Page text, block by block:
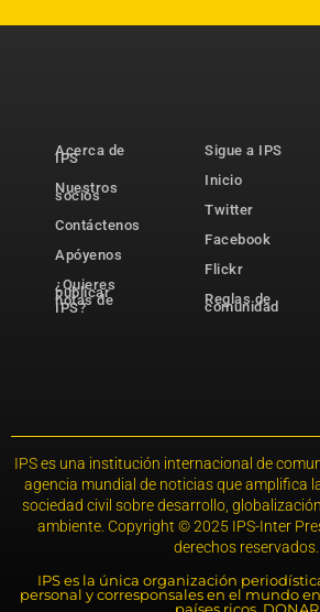
Acerca de
IPS
Nuestros
socios
Contáctenos
Apóyenos
¿Quieres
publicar
notas de
IPS?
Sigue a IPS
Inicio
Twitter
Facebook
Flickr
Reglas de
comunidad
IPS es una institución internacional de
agencia mundial de noticias que amplifica
sociedad civil sobre desarrollo,
ambiente. Copyright © 2025 IPS-Inter
derechos reservados.
IPS es la única organización
personal y corresponsales en el mundo